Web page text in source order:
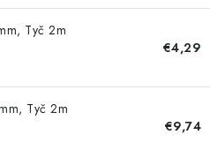
RADIÁTORY KORADO
Tyč 2m
€4,29
Tyč 2m
€9,74